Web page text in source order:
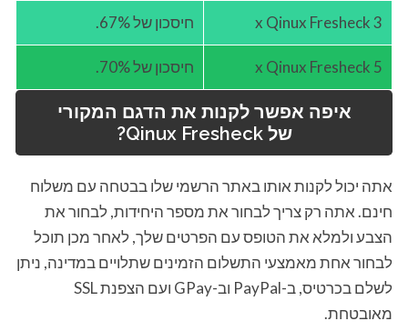
3 x Qinux Fresheck חיסכון של 67%.
5 x Qinux Fresheck חיסכון של 70%.
איפה אפשר לקנות את הדגם המקורי
שלQinux Fresheck
?
אתה יכול לקנות אותו באתר הרשמי שלו בבטחה עם משלוח
חינם. אתה רק צריך לבחור את מספר היחידות, לבחור את
הצבע ולמלא את הטופס עם הפרטים שלך, לאחר מכן תוכל
לבחור אחת מאמצעי התשלום הזמינים שתלויים במדינה, ניתן
לשלם בכרטיס, ב-PayPal וב-GPay ועם הצפנת SSL
מאובטחת.